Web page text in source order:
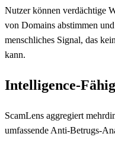
Nutzer können verdächtige
von Domains abstimmen
menschliches Signal, das
kann.
Intelligence-
ScamLens aggregiert
umfassende Anti-Betrugs-